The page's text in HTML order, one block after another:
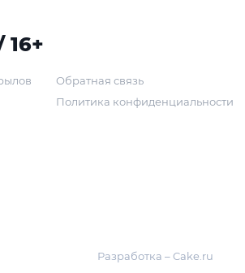
Обратная связь
Политика конфиденциальности
Разработка – Cake.ru